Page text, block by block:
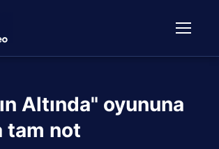
Altında" oyununa
tam not